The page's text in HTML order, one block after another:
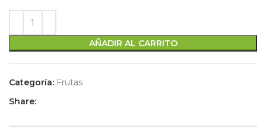
AÑADIR AL CARRITO
Categoría: Frutas
Share: